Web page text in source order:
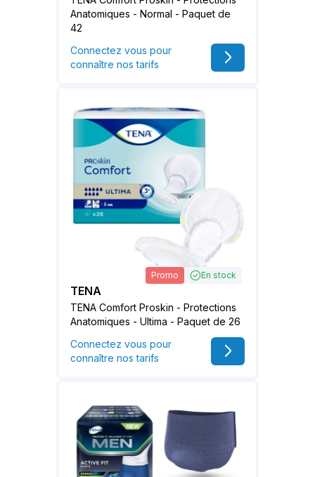
Anatomiques - Normal - Paquet de
42
Connectez vous pour
connaître nos tarifs
Promo En stock
TENA
TENA Comfort Proskin - Protections
Anatomiques - Ultima - Paquet de 26
Connectez vous pour
connaître nos tarifs